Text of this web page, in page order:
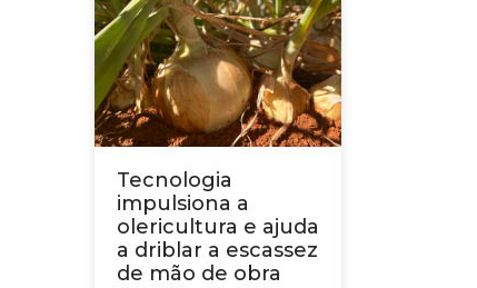
Tecnologia
impulsiona a
olericultura e ajuda
a driblar a escassez
de mão de obra